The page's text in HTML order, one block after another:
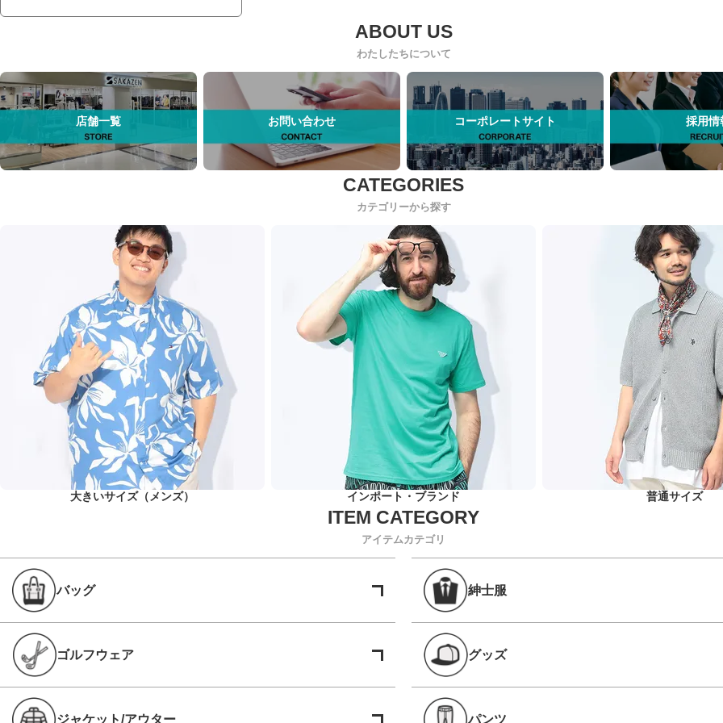
わたしたちについて
店舗一覧 お問い合わせ コーポレートサイト 採用情
カテゴリーから探す
大きいサイズ（メンズ） インポート・ブランド 普通サイズ
アイテムカテゴリ
バッグ 紳士服
ゴルフウェア グッズ
ジャケット/アウター パンツ